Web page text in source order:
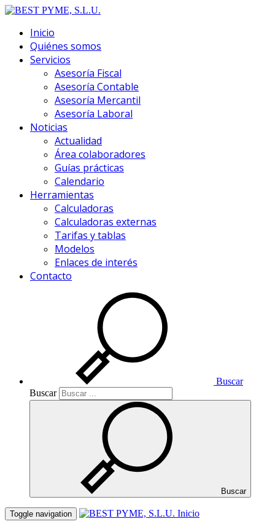
Inicio
Quiénes somos
Servicios
Asesoría Fiscal
Asesoría Contable
Asesoría Mercantil
Asesoría Laboral
Noticias
Actualidad
Área colaboradores
Guías prácticas
Calendario
Herramientas
Calculadoras
Calculadoras externas
Tarifas y tablas
Modelos
Enlaces de interés
Contacto
Buscar
Buscar
Buscar
Toggle navigation Inicio